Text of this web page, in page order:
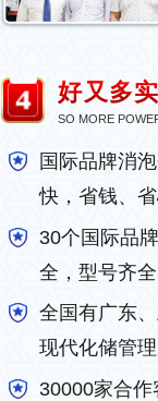
好又多
SO MORE
国际品牌消
快，省钱、
30个国际品
全，型号齐
全国有广东
现代化储管
30000家合